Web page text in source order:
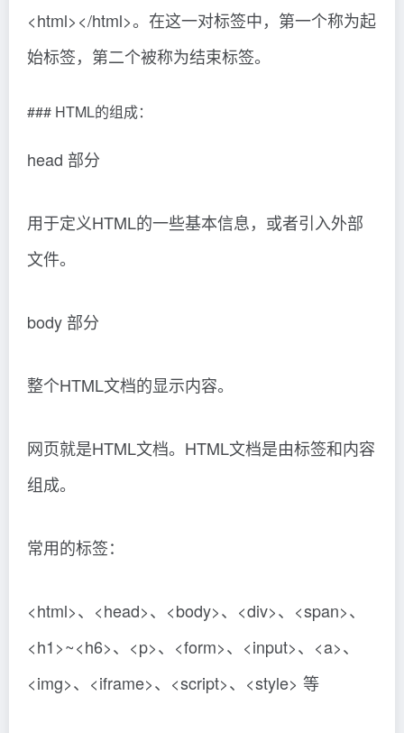
<html></html>。在这一对标签中，第一个称为起
始标签，第二个被称为结束标签。
### HTML的组成：
head 部分
用于定义HTML的一些基本信息，或者引入外部
文件。
body 部分
整个HTML文档的显示内容。
网页就是HTML文档。HTML文档是由标签和内容
组成。
常用的标签：
<html>、<head>、<body>、<div>、<span>、
<h1>~<h6>、<p>、<form>、<input>、<a>、
<img>、<iframe>、<script>、<style> 等